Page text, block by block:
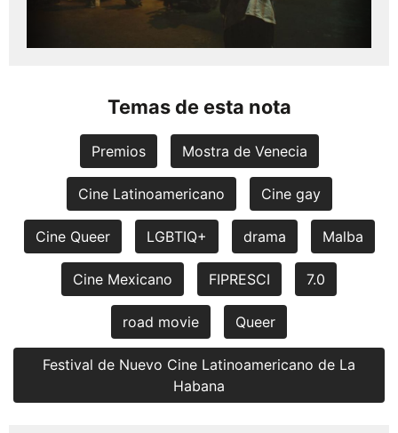
Temas de esta nota
Premios Mostra de Venecia
Cine Latinoamericano Cine gay
Cine Queer LGBTIQ+ drama Malba
Cine Mexicano FIPRESCI 7.0
road movie Queer
Festival de Nuevo Cine Latinoamericano de La
Habana